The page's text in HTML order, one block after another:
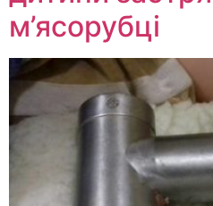
м’ясорубці